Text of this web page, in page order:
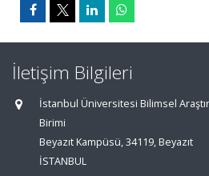
İletişim Bilgileri
İstanbul Üniversitesi Bilimsel
Birimi
Beyazıt Kampüsü, 34119, Beyazıt
İSTANBUL